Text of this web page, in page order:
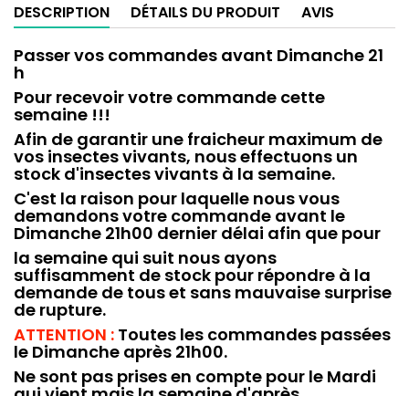
DESCRIPTION DÉTAILS DU PRODUIT AVIS
Passer vos commandes avant Dimanche 21
h
Pour recevoir votre commande cette
semaine !!!
Afin de garantir une fraicheur maximum de
vos insectes vivants, nous effectuons un
stock d'insectes vivants à la semaine.
C'est la raison pour laquelle nous vous
demandons votre commande avant le
Dimanche 21h00 dernier délai afin que pour
la semaine qui suit nous ayons
suffisamment de stock pour répondre à la
demande de tous et sans mauvaise surprise
de rupture.
ATTENTION : Toutes les commandes passées
le Dimanche après 21h00.
Ne sont pas prises en compte pour le Mardi